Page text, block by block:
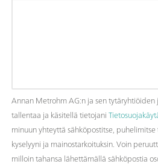
Annan Metrohm AG:n ja sen
tallentaa ja käsitellä tietojani
minuun yhteyttä sähköpostitse,
kyselyyni ja mainostarkoituksin. Voin
milloin tahansa lähettämällä sähköpostia